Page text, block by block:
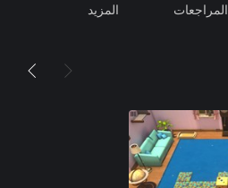
المراجعات المزيد